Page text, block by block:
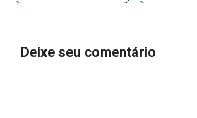
Deixe seu comentário